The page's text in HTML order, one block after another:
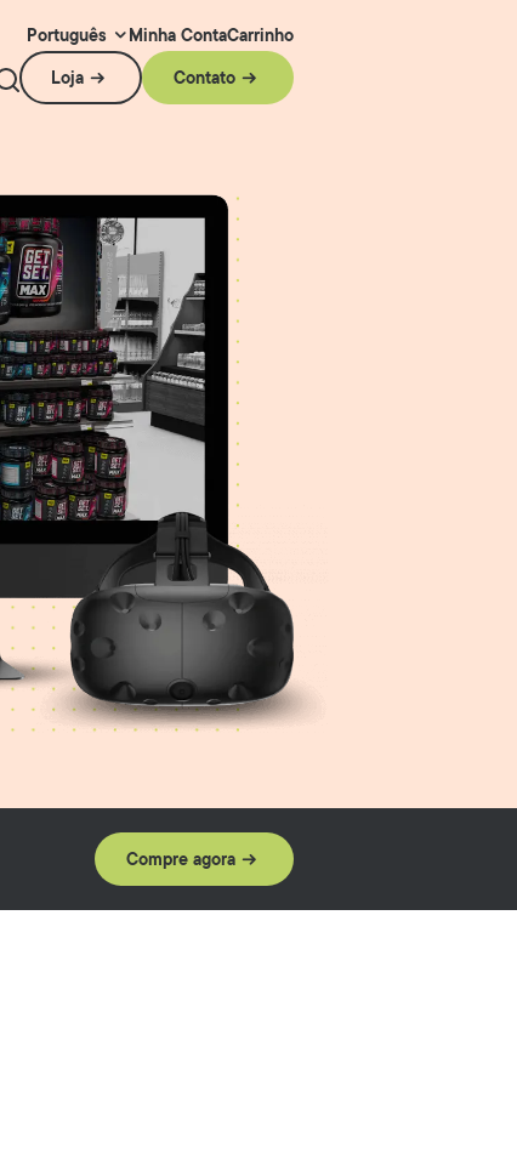
Português Minha ContaCarrinho
Loja Contato
Compre agora